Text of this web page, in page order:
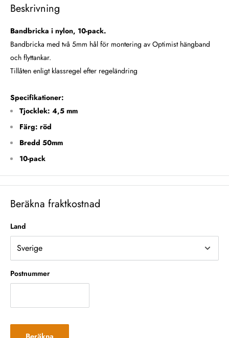
Beskrivning
Bandbricka i nylon, 10-pack.
Bandbricka med två 5mm hål för montering av Optimist hängband
och flyttankar.
Tillåten enligt klassregel efter regeländring
Specifikationer:
Tjocklek: 4,5 mm
Färg: röd
Bredd 50mm
10-pack
Beräkna fraktkostnad
Land
Postnummer